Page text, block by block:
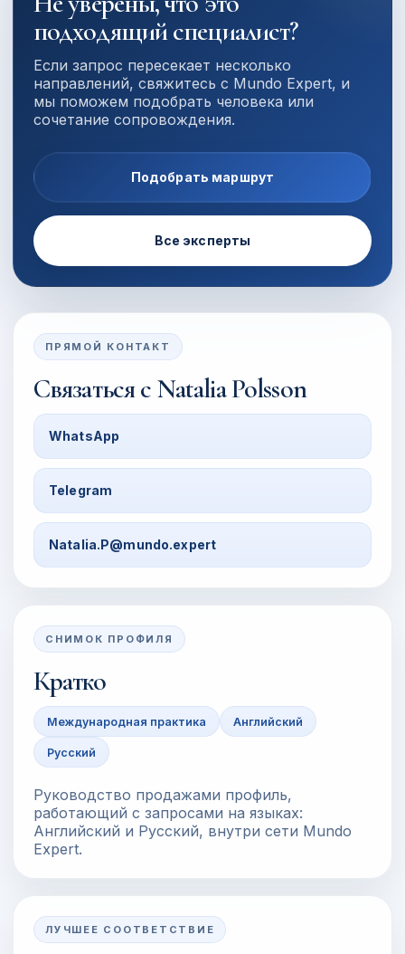
подходящий специалист?
Если запрос пересекает несколько
направлений, свяжитесь с Mundo Expert, и
мы поможем подобрать человека или
сочетание сопровождения.
Подобрать маршрут
Все эксперты
ПРЯМОЙ КОНТАКТ
Связаться сNatalia Polsson
WhatsApp
Telegram
Natalia.P@mundo.expert
СНИМОК ПРОФИЛЯ
Кратко
Международная практика Английский
Русский
Руководство продажами профиль,
работающий с запросами на языках:
Английский и Русский, внутри сети Mundo
Expert.
ЛУЧШЕЕ СООТВЕТСТВИЕ